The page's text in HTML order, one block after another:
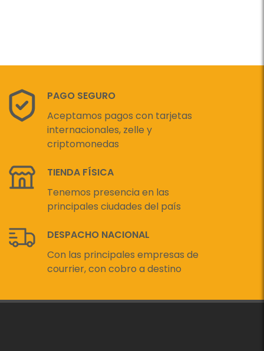
PAGO SEGURO
Aceptamos pagos con tarjetas
internacionales, zelle y
criptomonedas
TIENDA FÍSICA
Tenemos presencia en las
principales ciudades del país
DESPACHO NACIONAL
Con las principales empresas de
courrier, con cobro a destino